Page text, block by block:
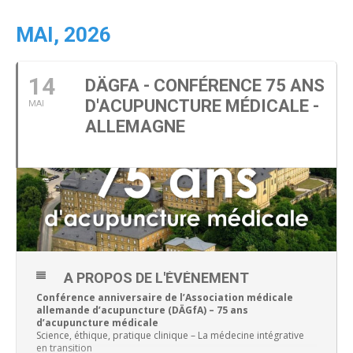
MAI, 2026
14
MAI
DÄGFA - CONFÉRENCE 75 ANS
D'ACUPUNCTURE MÉDICALE -
ALLEMAGNE
A PROPOS DE L'ÉVÉNEMENT
Conférence anniversaire de l’Association médicale
allemande d’acupuncture (DÄGfA) – 75 ans
d’acupuncture médicale
Science, éthique, pratique clinique – La médecine intégrative
en transition